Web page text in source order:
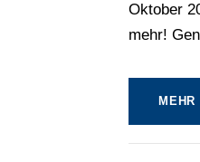
Oktober
mehr!
MEHR